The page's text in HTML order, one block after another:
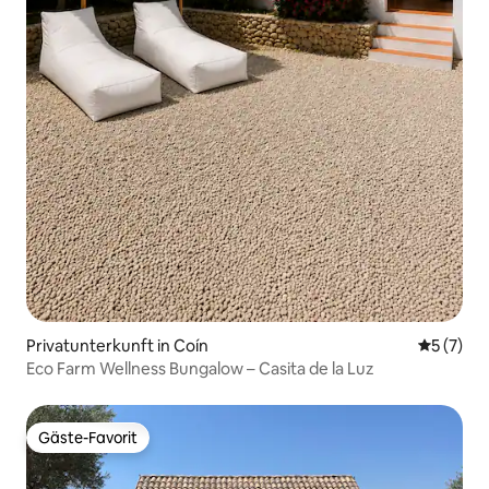
Privatunterkunft in Coín
5 (7)
Eco Farm Wellness Bungalow – Casita de la Luz
Gäste-Favorit
Gäste-Favorit